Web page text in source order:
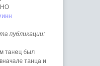
публикации:
танец был
танца и